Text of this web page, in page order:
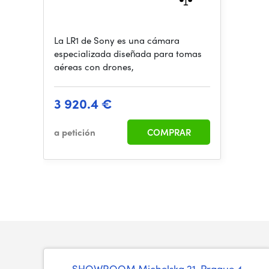
La LR1 de Sony es una cámara
especializada diseñada para tomas
aéreas con drones,
3 920.4 €
a petición COMPRAR